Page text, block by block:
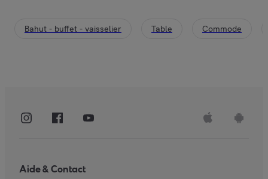
Bahut - buffet - vaisselier Table Commode
Aide & Contact